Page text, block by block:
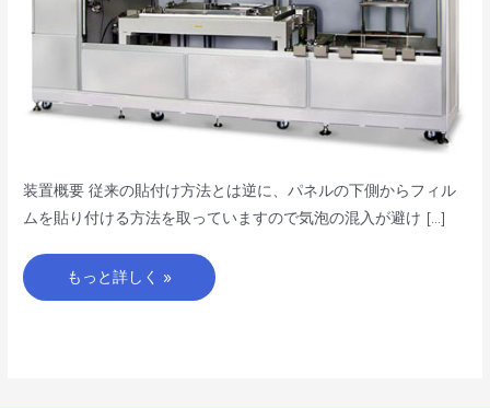
装置概要 従来の貼付け方法とは逆に、パネルの下側からフィル
ムを貼り付ける方法を取っていますので気泡の混入が避け […]
ル
もっと詳しく »